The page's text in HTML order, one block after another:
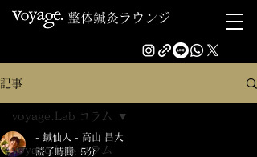
整体鍼灸ラウンジ
記事
voyage.Lab コラム
voyage.Lab コラム
- 鍼仙人 - 高山 昌大
読了時間: 5分